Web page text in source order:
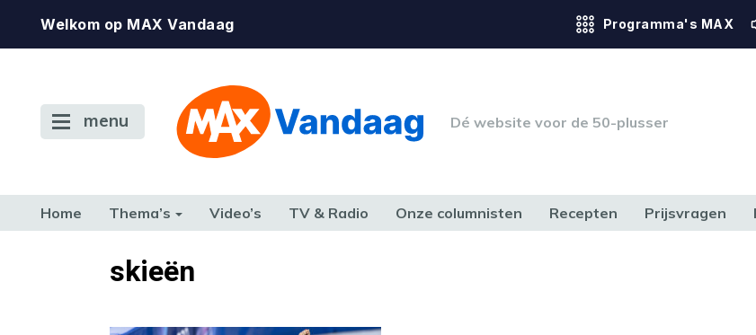
Welkom op MAX Vandaag Programma's MAX
menu Dé website voor de 50-plusser
Home Thema’s Video’s TV & Radio Onze columnisten Recepten Prijsvragen
TERUG NAAR TOENskieën